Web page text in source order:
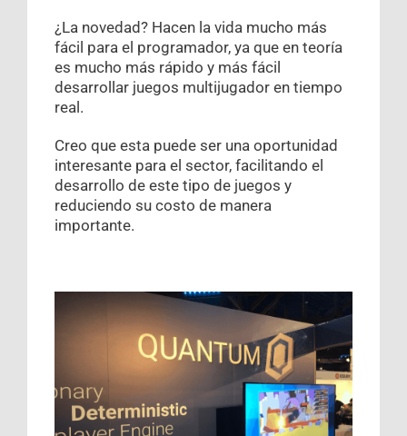
¿La novedad? Hacen la vida mucho más
fácil para el programador, ya que en teoría
es mucho más rápido y más fácil
desarrollar juegos multijugador en tiempo
real.
Creo que esta puede ser una oportunidad
interesante para el sector, facilitando el
desarrollo de este tipo de juegos y
reduciendo su costo de manera
importante.